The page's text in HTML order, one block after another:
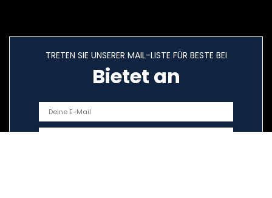
TRETEN SIE UNSERER MAIL-LISTE FÜR BESTE BEI
Bietet an